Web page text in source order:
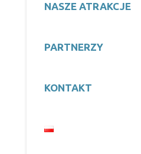
NASZE ATRAKCJE
PARTNERZY
KONTAKT